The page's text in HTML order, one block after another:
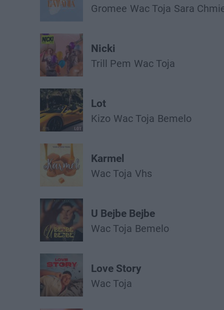
Gromee Wac Toja Sara
Nicki
Trill Pem Wac Toja
Lot
Kizo Wac Toja Bemelo
Karmel
Wac Toja Vhs
U Bejbe Bejbe
Wac Toja Bemelo
Love Story
Wac Toja